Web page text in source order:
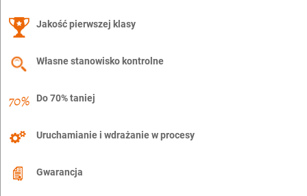
Jakość pierwszej klasy
Własne stanowisko kontrolne
Do 70% taniej
Uruchamianie i wdrażanie w procesy
Gwarancja